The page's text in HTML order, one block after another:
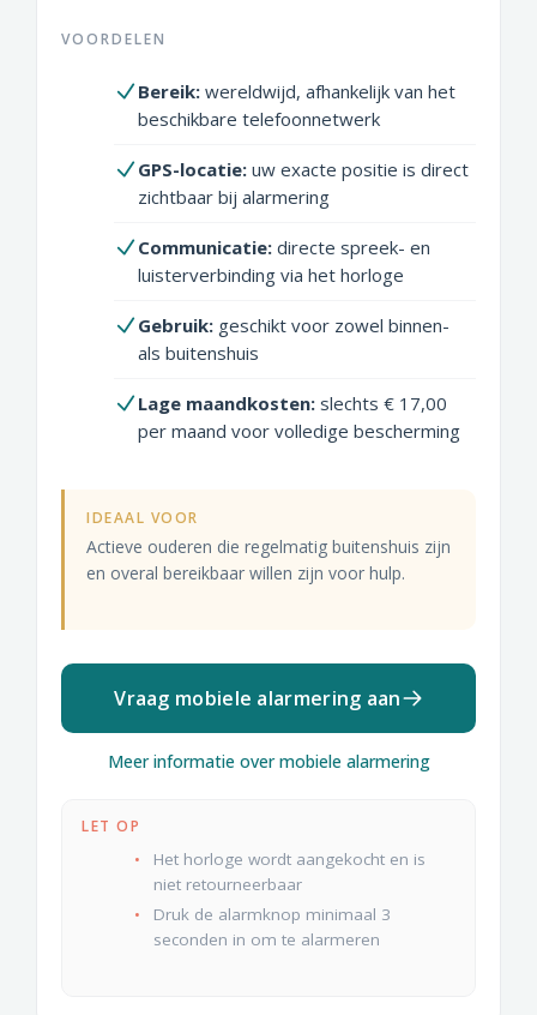
VOORDELEN
Bereik:wereldwijd, afhankelijk van het
beschikbare telefoonnetwerk
GPS-locatie:uw exacte positie is direct
zichtbaar bij alarmering
Communicatie:directe spreek- en
luisterverbinding via het horloge
Gebruik:geschikt voor zowel binnen-
als buitenshuis
Lage maandkosten:slechts € 17,00
per maand voor volledige bescherming
IDEAAL VOOR
Actieve ouderen die regelmatig buitenshuis zijn
en overal bereikbaar willen zijn voor hulp.
Vraag mobiele alarmering aan
Meer informatie over mobiele alarmering
LET OP
Het horloge wordt aangekocht en is
niet retourneerbaar
Druk de alarmknop minimaal 3
seconden in om te alarmeren